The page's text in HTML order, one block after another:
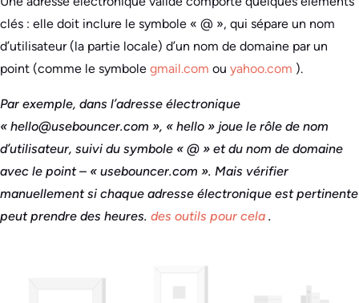
clés : elle doit inclure le symbole « @ », qui sépare un nom
d’utilisateur (la partie locale) d’un nom de domaine par un
point (comme le symbole gmail.com ou yahoo.com ).
Par exemple, dans l’adresse électronique
« hello@usebouncer.com », « hello » joue le rôle de nom
d’utilisateur, suivi du symbole « @ » et du nom de domaine
avec le point – « usebouncer.com ». Mais vérifier
manuellement si chaque adresse électronique est pertinente
peut prendre des heures. des outils pour cela .